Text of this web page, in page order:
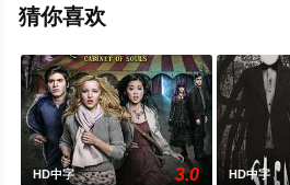
盖伊·奥利弗-沃茨
上策驰电影网，更多相关信息可移
或剧情网等平台了解。
猜你喜欢
HD中字 3.0 HD中字